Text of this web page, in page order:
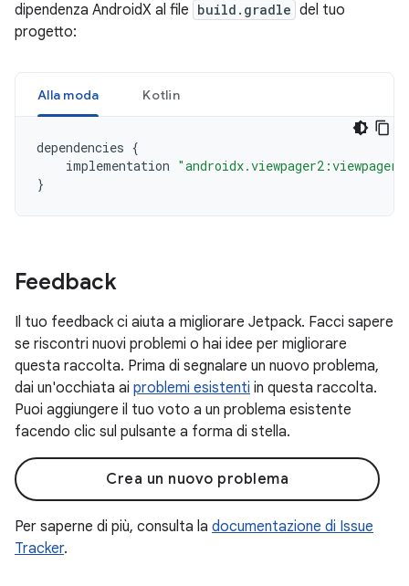
dipendenza AndroidX al file build.gradle del tuo
progetto:
Alla moda Kotlin
dependencies {
implementation
}
Feedback
Il tuo feedback ci aiuta a migliorare Jetpack. Facci sapere
se riscontri nuovi problemi o hai idee per migliorare
questa raccolta. Prima di segnalare un nuovo problema,
dai un'occhiata ai problemi esistenti in questa raccolta.
Puoi aggiungere il tuo voto a un problema esistente
facendo clic sul pulsante a forma di stella.
Crea un nuovo problema
Per saperne di più, consulta la documentazione di Issue
Tracker.